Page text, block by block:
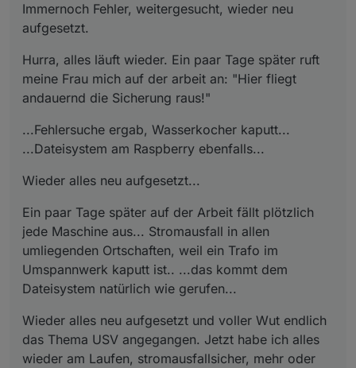
Immernoch Fehler, weitergesucht, wieder neu
aufgesetzt.
Hurra, alles läuft wieder. Ein paar Tage später ruft
meine Frau mich auf der arbeit an: "Hier fliegt
andauernd die Sicherung raus!"
...Fehlersuche ergab, Wasserkocher kaputt...
...Dateisystem am Raspberry ebenfalls...
Wieder alles neu aufgesetzt...
Ein paar Tage später auf der Arbeit fällt plötzlich
jede Maschine aus... Stromausfall in allen
umliegenden Ortschaften, weil ein Trafo im
Umspannwerk kaputt ist.. ...das kommt dem
Dateisystem natürlich wie gerufen...
Wieder alles neu aufgesetzt und voller Wut endlich
das Thema USV angegangen. Jetzt habe ich alles
wieder am Laufen, stromausfallsicher, mehr oder